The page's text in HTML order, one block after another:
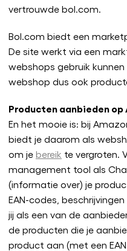
vertrouwde bol.com.
Bol.com biedt een
De site werkt via een
webshops gebruik
webshop dus ook
Producten aanbieden op
En het mooie is: bij
biedt je daarom als
om je bereik te vergroten.
management tool als
(informatie over) je
EAN-codes,
jij als een van de
de producten die je
product aan (met een